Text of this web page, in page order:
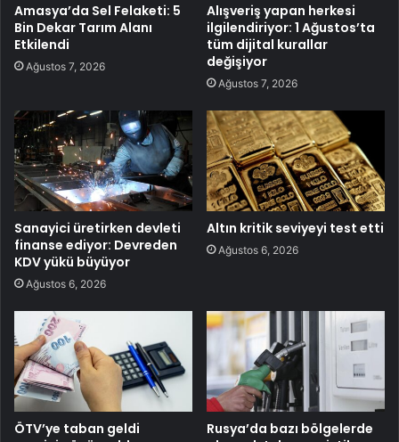
Amasya’da Sel Felaketi: 5
Bin Dekar Tarım Alanı
Etkilendi
Ağustos 7, 2026
Alışveriş yapan herkesi
ilgilendiriyor: 1 Ağustos’ta
tüm dijital kurallar
değişiyor
Ağustos 7, 2026
Sanayici üretirken devleti
finanse ediyor: Devreden
KDV yükü büyüyor
Ağustos 6, 2026
Altın kritik seviyeyi test etti
Ağustos 6, 2026
ÖTV’ye taban geldi
Rusya’da bazı bölgelerde